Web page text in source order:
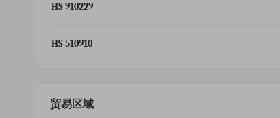
HS 910229
HS 510910
贸易区域